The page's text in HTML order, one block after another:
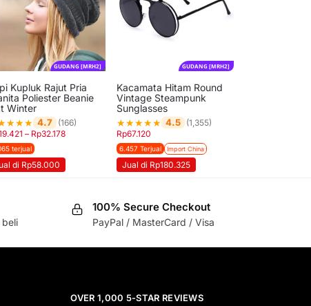
GUDANG [MRH2]
Kupluk Rajut Pria
Poliester Beanie
Winter
★★★ 4.7 (166)
– Rp32.178
terjual
di Rp58.000
GUDANG [MRH2]
Kacamata Hitam Round
Vintage Steampunk
Sunglasses
★★★★★ 4.5
(1,355)
Rp67.120
6.457 Terjual Import China
Jual di Rp180.325
beli
100% Secure Checkout
PayPal / MasterCard / Visa
OVER 1,000 5-STAR REVIEWS